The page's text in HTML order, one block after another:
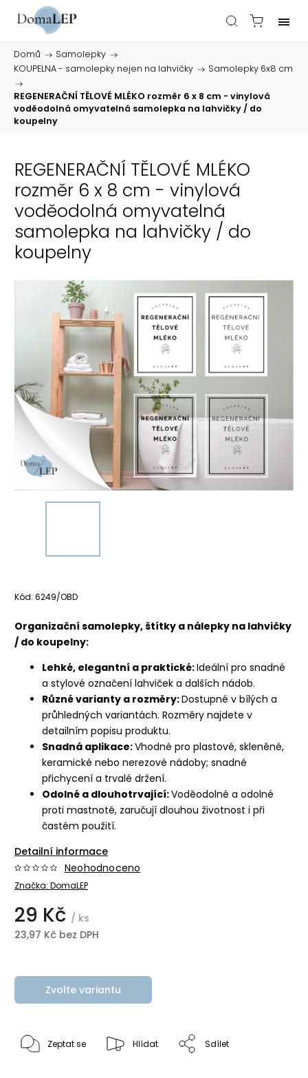
Domů / Samolepky /
KOUPELNA - samolepky nejen na lahvičky /
Samolepky 6x8 cm
/
REGENERAČNÍ TĚLOVÉ MLÉKO rozměr 6 x 8 cm - vinylová
voděodolná omyvatelná samolepka na lahvičky / do
koupelny
REGENERAČNÍ TĚLOVÉ MLÉKO
rozměr 6 x 8 cm - vinylová
voděodolná omyvatelná
samolepka na lahvičky / do
koupelny
Kód: 6249/OBD
Organizační samolepky, štítky a nálepky na lahvičky
/ do koupelny:
Lehké, elegantní a praktické:Ideální pro snadné
a stylové označení lahviček a dalších nádob.
Různé varianty a rozměry:Dostupné v bílých a
průhledných variantách. Rozměry najdete v
detailním popisu produktu.
Snadná aplikace:Vhodné pro plastové, skleněné,
keramické nebo nerezové nádoby; snadné
přichycení a trvalé držení.
Odolné a dlouhotrvající:Voděodolné a odolné
proti mastnotě, zaručují dlouhou životnost i při
častém použití.
Detailní informace
Značka: DomaLEP
Neohodnoceno
29 Kč / ks
23,97 Kč bez DPH
Zvolte variantu
Zeptat se Hlídat Sdílet